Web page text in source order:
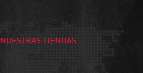
NUESTRAS TIENDAS